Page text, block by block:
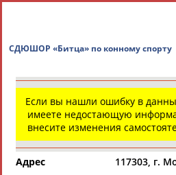
Если вы нашли ошибку в
имеете недостающую
внесите изменения
Адрес
117303, г.